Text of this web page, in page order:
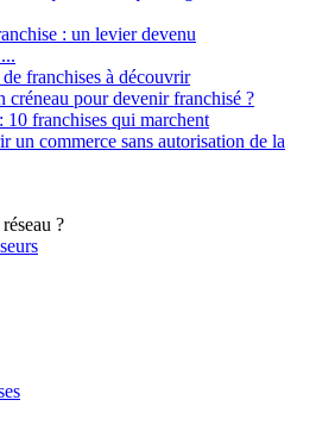
: un levier devenu
franchises à découvrir
créneau pour devenir franchisé ?
10 franchises qui marchent
un commerce sans autorisation de la
?